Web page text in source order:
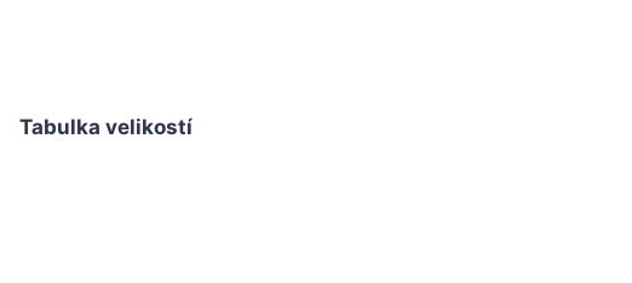
Tabulka velikostí